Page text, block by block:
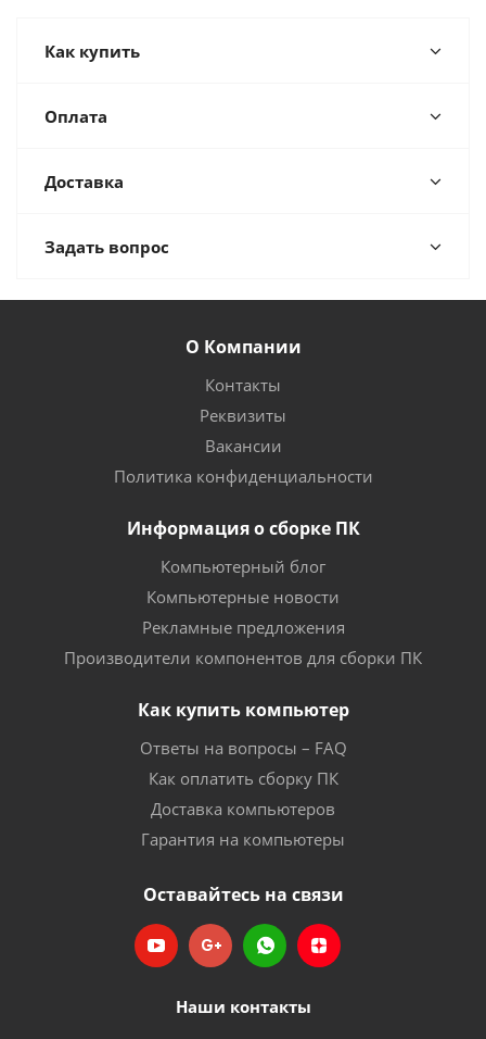
Как купить
Оплата
Доставка
Задать вопрос
О Компании
Контакты
Реквизиты
Вакансии
Политика конфиденциальности
Информация о сборке ПК
Компьютерный блог
Компьютерные новости
Рекламные предложения
Производители компонентов для сборки ПК
Как купить компьютер
Ответы на вопросы – FAQ
Как оплатить сборку ПК
Доставка компьютеров
Гарантия на компьютеры
Оставайтесь на связи
Наши контакты